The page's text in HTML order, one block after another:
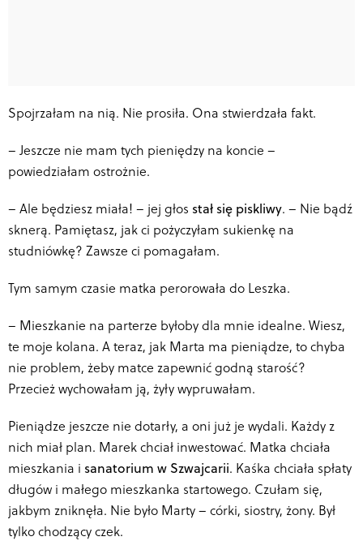
Spojrzałam na nią. Nie prosiła. Ona stwierdzała fakt.
– Jeszcze nie mam tych pieniędzy na koncie –
powiedziałam ostrożnie.
– Ale będziesz miała! – jej głos stał się piskliwy. – Nie bądź
sknerą. Pamiętasz, jak ci pożyczyłam sukienkę na
studniówkę? Zawsze ci pomagałam.
Tym samym czasie matka perorowała do Leszka.
– Mieszkanie na parterze byłoby dla mnie idealne. Wiesz,
te moje kolana. A teraz, jak Marta ma pieniądze, to chyba
nie problem, żeby matce zapewnić godną starość?
Przecież wychowałam ją, żyły wypruwałam.
Pieniądze jeszcze nie dotarły, a oni już je wydali. Każdy z
nich miał plan. Marek chciał inwestować. Matka chciała
mieszkania i sanatorium w Szwajcarii. Kaśka chciała spłaty
długów i małego mieszkanka startowego. Czułam się,
jakbym zniknęła. Nie było Marty – córki, siostry, żony. Był
tylko chodzący czek.